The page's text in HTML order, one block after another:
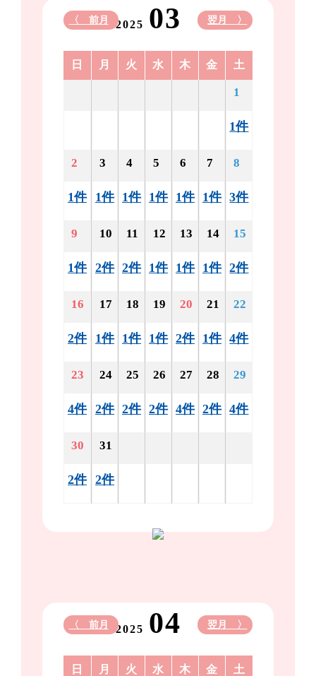
2025 03
〈 前月 翌月 〉
日 月 火 水 木 金 土
1
1件
2
1件
3
1件
4
1件
5
1件
6
1件
7
1件
8
3件
9
1件
10
2件
11
2件
12
1件
13
1件
14
1件
15
2件
16
2件
17
1件
18
1件
19
1件
20
2件
21
1件
22
4件
23
4件
24
2件
25
2件
26
2件
27
4件
28
2件
29
4件
30
2件
31
2件
2025 04
〈 前月 翌月 〉
日 月 火 水 木 金 土